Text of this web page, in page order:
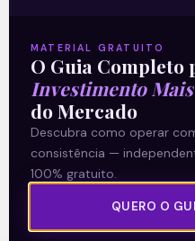
O conteúdo foi útil
MATERIAL GRATUITO
O Guia Completo
Investimento
do Mercado
Descubra como operar
consistência —
100% gratuito.
QUERO O